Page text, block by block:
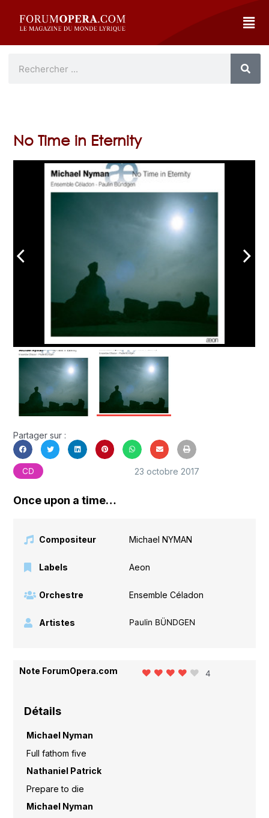
No Time in Eternity
arrow_back_ios arrow_forward_ios
Partager sur :
CD 23 octobre 2017
Once upon a time…
Compositeur Michael NYMAN
Labels Aeon
Orchestre Ensemble Céladon
Artistes Paulin BÜNDGEN
Note ForumOpera.com 4
Détails
Michael Nyman
Full fathom five
Nathaniel Patrick
Prepare to die
Michael Nyman